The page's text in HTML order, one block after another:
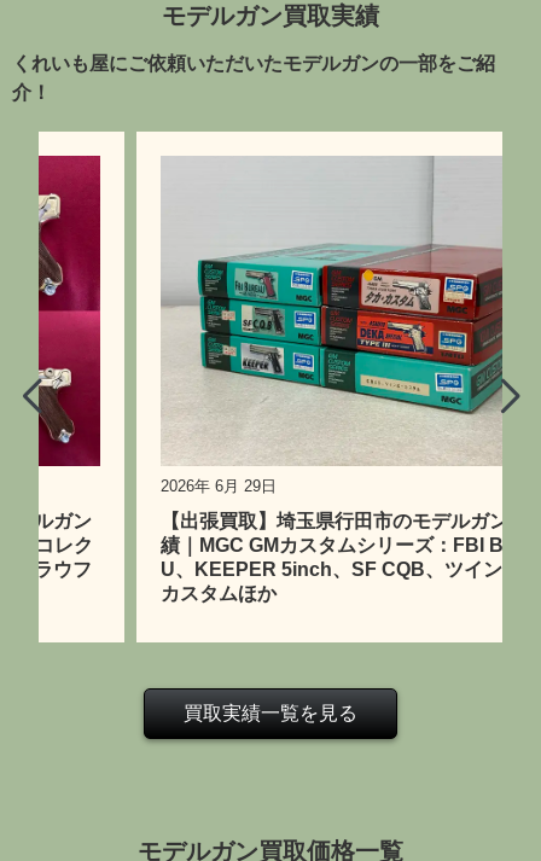
モデルガン買取実績
くれいも屋にご依頼いただいたモデルガンの一部をご紹
介！
2026年 6月 29日
【出張買取】埼玉県行田市のモデルガン買取実
績｜MGC GMカスタムシリーズ：FBI BUREA
U、KEEPER 5inch、SF CQB、ツインポート
カスタムほか
買取実績一覧を見る